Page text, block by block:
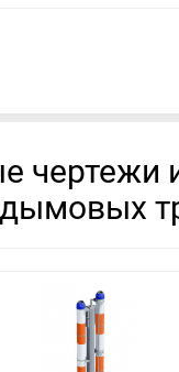
чертежи
дымовых